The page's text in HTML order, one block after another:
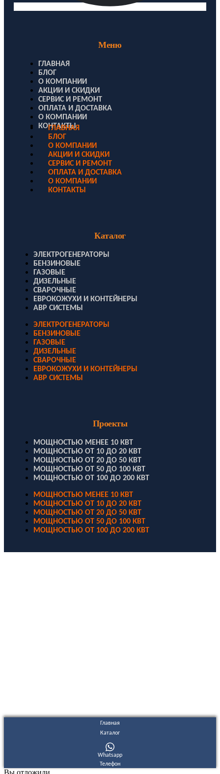
Меню
ГЛАВНАЯ
БЛОГ
О КОМПАНИИ
АКЦИИ И СКИДКИ
СЕРВИС И РЕМОНТ
ОПЛАТА И ДОСТАВКА
О КОМПАНИИ
КОНТАКТЫ
ГЛАВНАЯ
БЛОГ
О КОМПАНИИ
АКЦИИ И СКИДКИ
СЕРВИС И РЕМОНТ
ОПЛАТА И ДОСТАВКА
О КОМПАНИИ
КОНТАКТЫ
Каталог
ЭЛЕКТРОГЕНЕРАТОРЫ
БЕНЗИНОВЫЕ
ГАЗОВЫЕ
ДИЗЕЛЬНЫЕ
СВАРОЧНЫЕ
ЕВРОКОЖУХИ И КОНТЕЙНЕРЫ
АВР СИСТЕМЫ
ЭЛЕКТРОГЕНЕРАТОРЫ
БЕНЗИНОВЫЕ
ГАЗОВЫЕ
ДИЗЕЛЬНЫЕ
СВАРОЧНЫЕ
ЕВРОКОЖУХИ И КОНТЕЙНЕРЫ
АВР СИСТЕМЫ
Проекты
МОЩНОСТЬЮ МЕНЕЕ 10 КВТ
МОЩНОСТЬЮ ОТ 10 ДО 20 КВТ
МОЩНОСТЬЮ ОТ 20 ДО 50 КВТ
МОЩНОСТЬЮ ОТ 50 ДО 100 КВТ
МОЩНОСТЬЮ ОТ 100 ДО 200 КВТ
МОЩНОСТЬЮ МЕНЕЕ 10 КВТ
МОЩНОСТЬЮ ОТ 10 ДО 20 КВТ
МОЩНОСТЬЮ ОТ 20 ДО 50 КВТ
МОЩНОСТЬЮ ОТ 50 ДО 100 КВТ
МОЩНОСТЬЮ ОТ 100 ДО 200 КВТ
Главная
Каталог
Whatsapp
Телефон
Вы отложили